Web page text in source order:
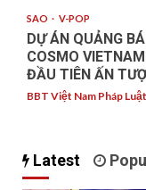
SAO V-POP
DỰ ÁN QUẢNG
COSMO
ĐẦU TIÊN ẤN
BBT Việt Nam Pháp Luật
Latest